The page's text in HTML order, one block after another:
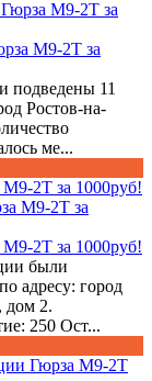
М9-2Т за
подведены 11
Ростов-на-
ме...
М9-2Т за 1000руб!
М9-2Т за 1000руб!
были
адресу: город
дом 2.
250 Ост...
Гюрза М9-2Т